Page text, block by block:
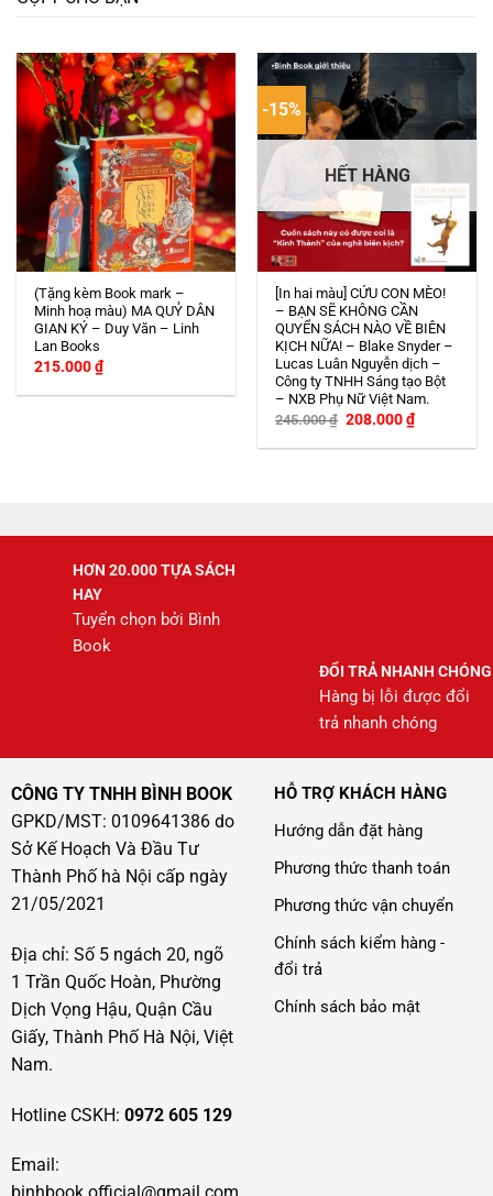
(Tặng kèm Book mark –
Minh hoạ màu) MA QUỶ DÂN
GIAN KÝ – Duy Văn – Linh
Lan Books
215.000₫
-15%
HẾT HÀNG
[In hai màu] CỨU CON MÈO!
– BẠN SẼ KHÔNG CẦN
QUYỂN SÁCH NÀO VỀ BIÊN
KỊCH NỮA! – Blake Snyder –
Lucas Luân Nguyễn dịch –
Công ty TNHH Sáng tạo Bột
– NXB Phụ Nữ Việt Nam.
245.000₫ Giá
là:
208.000₫Giá
hiện
tại
HƠN 20.000 TỰA SÁCH
HAY
Tuyển chọn bởi Bình
Book
ĐỔI TRẢ NHANH CHÓNG
Hàng bị lỗi được đổi
trả nhanh chóng
CÔNG TY TNHH BÌNH BOOK
GPKD/MST: 0109641386 do
Sở Kế Hoạch Và Đầu Tư
Thành Phố hà Nội cấp ngày
21/05/2021
Địa chỉ: Số 5 ngách 20, ngõ
1 Trần Quốc Hoàn, Phường
Dịch Vọng Hậu, Quận Cầu
Giấy, Thành Phố Hà Nội, Việt
Nam.
Hotline CSKH: 0972 605 129
Email:
HỖ TRỢ KHÁCH HÀNG
Hướng dẫn đặt hàng
Phương thức thanh toán
Phương thức vận chuyển
Chính sách kiểm hàng -
đổi trả
Chính sách bảo mật